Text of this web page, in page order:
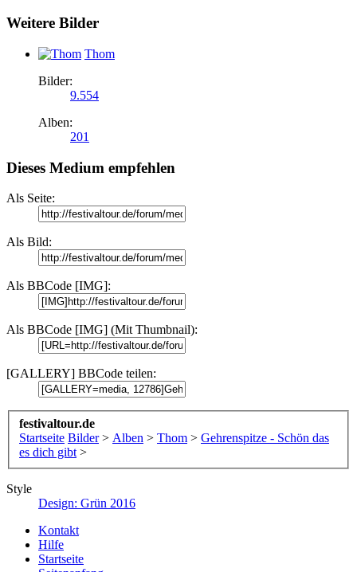
Weitere Bilder
Thom
Bilder:
9.554
Alben:
201
Dieses Medium empfehlen
Als Seite:
Als Bild:
Als BBCode [IMG]:
Als BBCode [IMG] (Mit Thumbnail):
[GALLERY] BBCode teilen:
festivaltour.de
Startseite Bilder > Alben > Thom > Gehrenspitze - Schön das
es dich gibt >
Style
Design: Grün 2016
Kontakt
Hilfe
Startseite